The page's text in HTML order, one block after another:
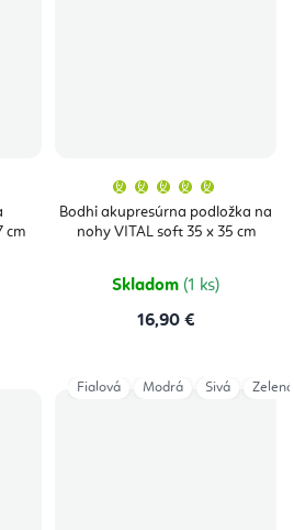
cm
Bodhi akupresúrna podložka na
nohy VITAL soft 35 x 35 cm
produktu
je
5,0
Skladom (1 ks)
16,90 €
Fialová Modrá Sivá Zelená